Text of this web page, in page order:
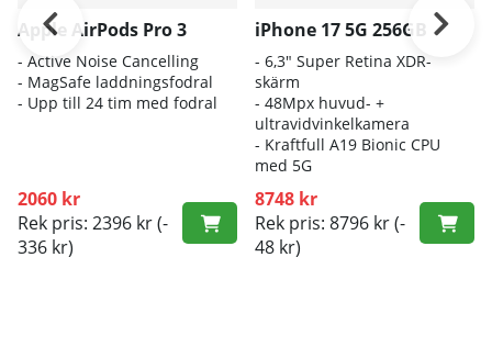
Apple AirPods Pro 3
- Active Noise Cancelling
- MagSafe laddningsfodral
- Upp till 24 tim med fodral
2060 kr
Rek pris: 2396 kr(-
336 kr)
iPhone 17 5G 256GB
- 6,3" Super Retina XDR-
skärm
- 48Mpx huvud- +
ultravidvinkelkamera
- Kraftfull A19 Bionic CPU
med 5G
8748 kr
Rek pris: 8796 kr(-
48 kr)